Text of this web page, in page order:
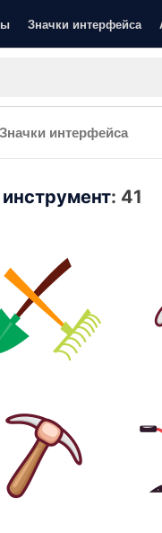
Значки интерфейса
Значки интерфейса
: 41